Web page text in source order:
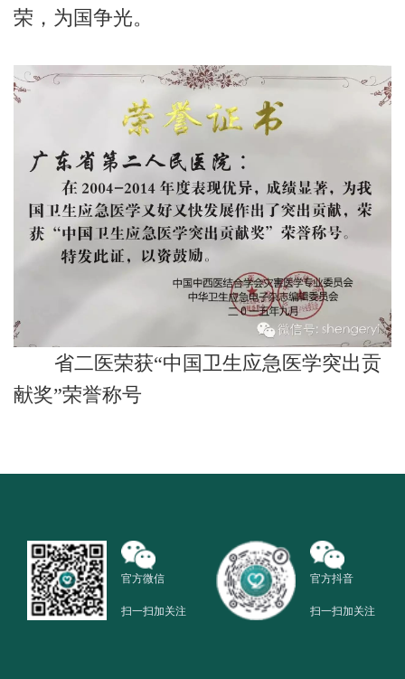
荣，为国争光。
省二医荣获“中国卫生应急医学突出贡
献奖”荣誉称号
官方微信
扫一扫加关注
官方抖音
扫一扫加关注